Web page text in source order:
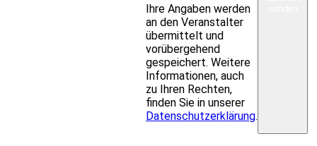
Ihre Angaben werden
an den Veranstalter
übermittelt und
vorübergehend
gespeichert. Weitere
Informationen, auch
zu Ihren Rechten,
finden Sie in unserer
Datenschutzerklärung.